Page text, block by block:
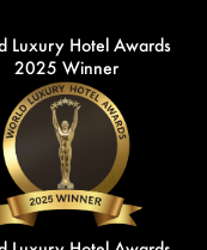
Luxury Hotel Awards
2025 Winner